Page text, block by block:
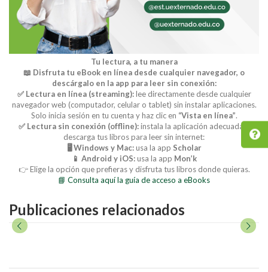
Tu lectura, a tu manera
📖 Disfruta tu eBook en línea desde cualquier navegador, o
descárgalo en la app para leer sin conexión:
✅ Lectura en línea (streaming):lee directamente desde cualquier
navegador web (computador, celular o tablet) sin instalar aplicaciones.
Solo inicia sesión en tu cuenta y haz clic en “Vista en línea”.
✅ Lectura sin conexión (offline):instala la aplicación adecuada y
descarga tus libros para leer sin internet:
🖥️ Windows y Mac:usa la app Scholar
📱 Android y iOS:usa la app Mon’k
👉 Elige la opción que prefieras y disfruta tus libros donde quieras.
📘 Consulta aquí la guía de acceso a eBooks
Publicaciones relacionados